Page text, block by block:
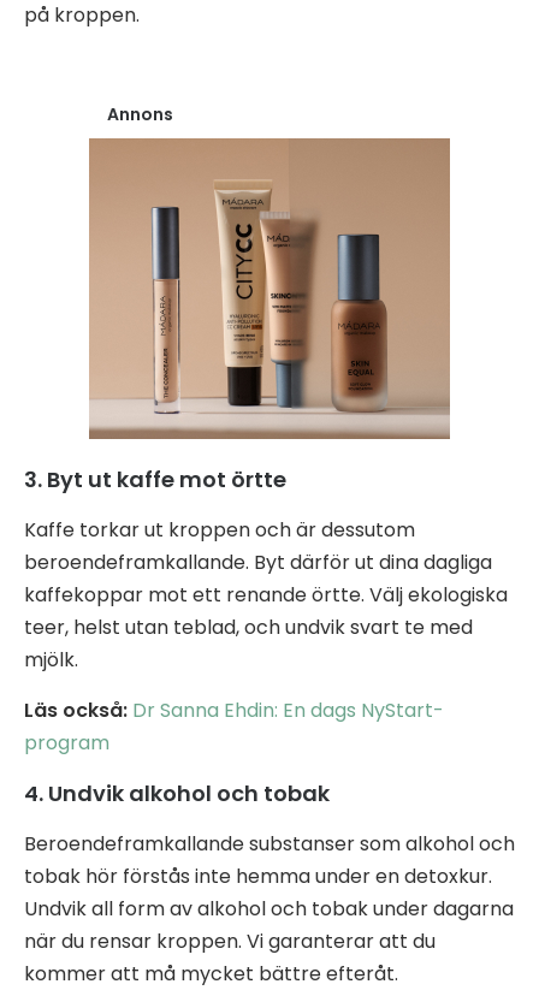
på kroppen.
Annons
3. Byt ut kaffe mot örtte
Kaffe torkar ut kroppen och är dessutom
beroendeframkallande. Byt därför ut dina dagliga
kaffekoppar mot ett renande örtte. Välj ekologiska
teer, helst utan teblad, och undvik svart te med
mjölk.
Läs också: Dr Sanna Ehdin: En dags NyStart-
program
4. Undvik alkohol och tobak
Beroendeframkallande substanser som alkohol och
tobak hör förstås inte hemma under en detoxkur.
Undvik all form av alkohol och tobak under dagarna
när du rensar kroppen. Vi garanterar att du
kommer att må mycket bättre efteråt.